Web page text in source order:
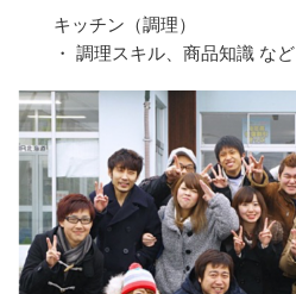
キッチン（調理）
・ 調理スキル、商品知識 など